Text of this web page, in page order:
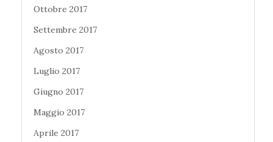
Ottobre 2017
Settembre 2017
Agosto 2017
Luglio 2017
Giugno 2017
Maggio 2017
Aprile 2017